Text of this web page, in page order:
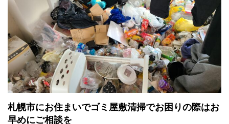
札幌市にお住まいでゴミ屋敷清掃でお困りの際はお
早めにご相談を